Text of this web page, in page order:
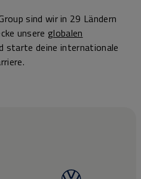
sind wir in 29 Ländern
unsere globalen
starte deine internationale